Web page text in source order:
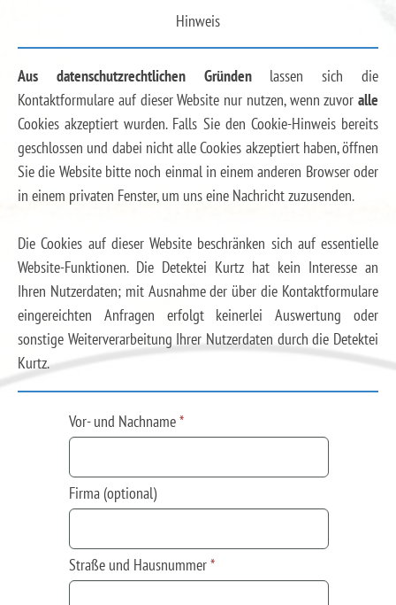
Hinweis
Aus datenschutzrechtlichen Gründenlassen sich die
Kontaktformulare auf dieser Website nur nutzen, wenn zuvor alle
Cookies akzeptiert wurden. Falls Sie den Cookie-Hinweis bereits
geschlossen und dabei nicht alle Cookies akzeptiert haben, öffnen
Sie die Website bitte noch einmal in einem anderen Browser oder
in einem privaten Fenster, um uns eine Nachricht zuzusenden.
Die Cookies auf dieser Website beschränken sich auf essentielle
Website-Funktionen. Die Detektei Kurtz hat kein Interesse an
Ihren Nutzerdaten; mit Ausnahme der über die Kontaktformulare
eingereichten Anfragen erfolgt keinerlei Auswertung oder
sonstige Weiterverarbeitung Ihrer Nutzerdaten durch die Detektei
Kurtz.
Vor- und Nachname*
Firma (optional)
Straße und Hausnummer*